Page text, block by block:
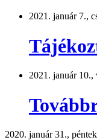
2021. január 7.,
2021. január 10.,
2020. január 31.,